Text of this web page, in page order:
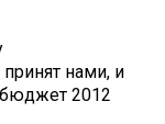
нами, и
2012